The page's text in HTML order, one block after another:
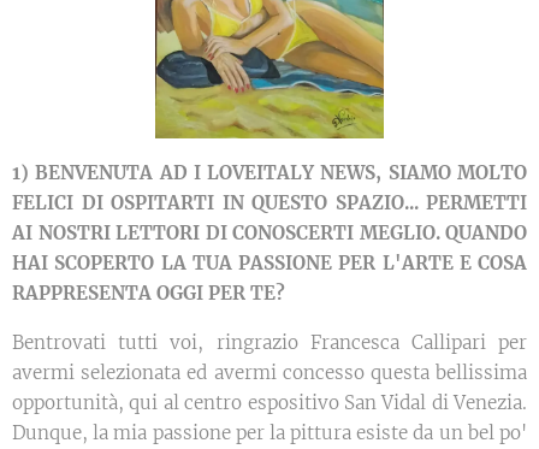
1) BENVENUTA AD I LOVEITALY NEWS, SIAMO MOLTO
FELICI DI OSPITARTI IN QUESTO SPAZIO... PERMETTI
AI NOSTRI LETTORI DI CONOSCERTI MEGLIO. QUANDO
HAI SCOPERTO LA TUA PASSIONE PER L'ARTE E COSA
RAPPRESENTA OGGI PER TE?
Bentrovati tutti voi, ringrazio Francesca Callipari per
avermi selezionata ed avermi concesso questa bellissima
opportunità, qui al centro espositivo San Vidal di Venezia.
Dunque, la mia passione per la pittura esiste da un bel po'